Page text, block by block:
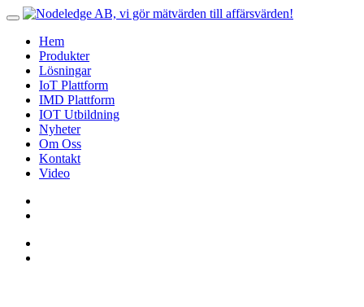
Hem
Produkter
Lösningar
IoT Plattform
IMD Plattform
IOT Utbildning
Nyheter
Om Oss
Kontakt
Video